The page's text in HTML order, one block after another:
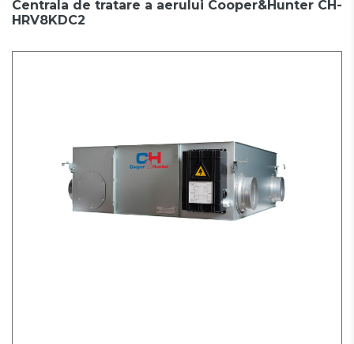
Centrala de tratare a aerului Cooper&Hunter CH-
HRV8KDC2